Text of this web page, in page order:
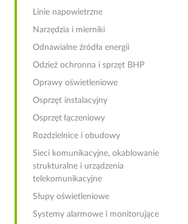
Linie napowietrzne
Narzędzia i mierniki
Odnawialne źródła energii
Odzież ochronna i sprzęt BHP
Oprawy oświetleniowe
Osprzęt instalacyjny
Osprzęt łączeniowy
Rozdzielnice i obudowy
Sieci komunikacyjne, okablowanie
strukturalne i urządzenia
telekomunikacyjne
Słupy oświetleniowe
Systemy alarmowe i monitorujące